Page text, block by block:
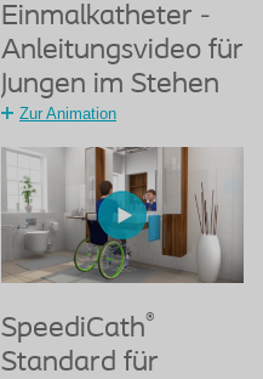
Einmalkatheter -
Anleitungsvideo für
Jungen im Stehen
Zur Animation
SpeediCath®
Standard für